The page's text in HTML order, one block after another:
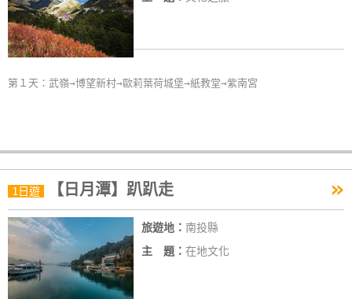
第１天：武嶺→博望新村→歐莉葉荷城堡→紙教堂→紫南宮
1日遊 【日月潭】趴趴走 »
旅遊地： 南投縣
主 題： 在地文化